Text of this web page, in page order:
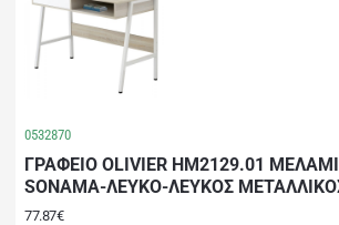
0532870
ΓΡΑΦΕΙΟ OLIVIER HM2129.01
SONAMA-ΛΕΥΚΟ-ΛΕΥΚΟΣ
104x48x89Υεκ
77.87€